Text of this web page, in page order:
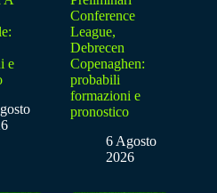
e
Conference
League,
Debrecen
Copenaghen:
probabili
formazioni e
pronostico
6 Agosto
2026